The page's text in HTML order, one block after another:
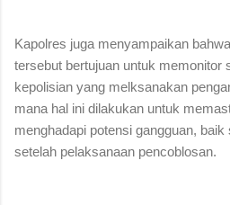
Kapolres juga menyampaikan
tersebut bertujuan untuk memonitor
kepolisian yang melksanakan
mana hal ini dilakukan untuk
menghadapi potensi gangguan,
setelah pelaksanaan pencoblosan.